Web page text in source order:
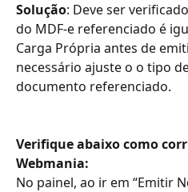
Solução: Deve ser
do MDF-e referenciado é
Carga Própria antes de
necessário ajuste o o tipo
documento referenciado.
Verifique abaixo como
Webmania:
No painel, ao ir em “Emitir